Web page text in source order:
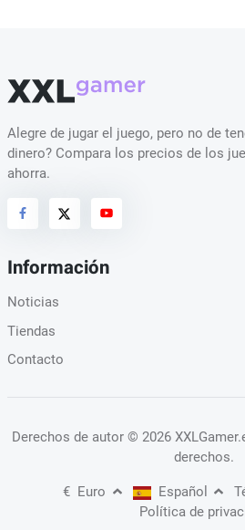
Alegre de jugar el juego, pero no de
dinero? Compara los precios de los
ahorra.
Información
Noticias
Tiendas
Contacto
Derechos de autor © 2026
derechos.
€ Euro Español
Política de